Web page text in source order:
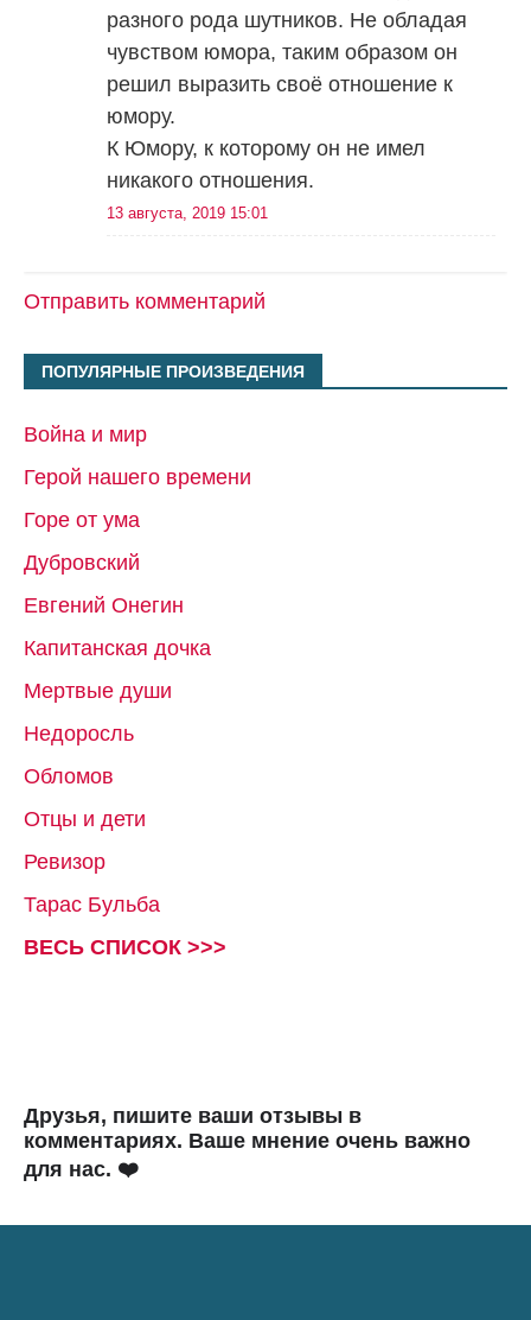
разного рода шутников. Не обладая
чувством юмора, таким образом он
решил выразить своё отношение к
юмору.
К Юмору, к которому он не имел
никакого отношения.
13 августа, 2019 15:01
Отправить комментарий
ПОПУЛЯРНЫЕ ПРОИЗВЕДЕНИЯ
Война и мир
Герой нашего времени
Горе от ума
Дубровский
Евгений Онегин
Капитанская дочка
Мертвые души
Недоросль
Обломов
Отцы и дети
Ревизор
Тарас Бульба
ВЕСЬ СПИСОК >>>
Друзья, пишите ваши отзывы в
комментариях. Ваше мнение очень важно
для нас. ❤️